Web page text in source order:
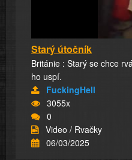
Starý útočník
Británie : Starý se chce
ho uspí.
FuckingHell
3055x
0
Video / Rvačky
06/03/2025